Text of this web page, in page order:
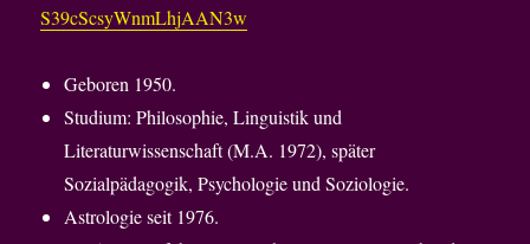
S39cScsyWnmLhjAAN3w
Geboren 1950.
Studium: Philosophie, Linguistik und
Literaturwissenschaft (M.A. 1972), später
Sozialpädagogik, Psychologie und Soziologie.
Astrologie seit 1976.